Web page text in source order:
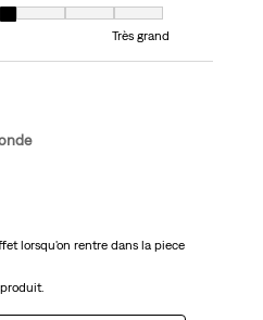
Très petit et 7 est égal à Très grand
Très grand
lorsqu'on rentre dans la piece